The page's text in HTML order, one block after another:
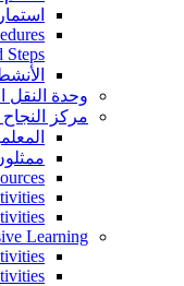
Steps
وحدة النقل
مركز النجاح
Learning